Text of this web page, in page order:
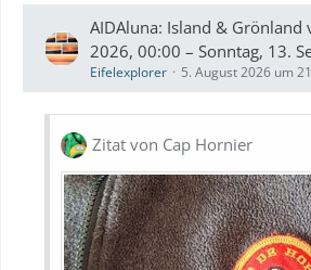
AIDAluna: Island &
2026, 00:00 – Sonntag, 13.
Eifelexplorer 5. August 2026 um
Zitat von Cap Hornier